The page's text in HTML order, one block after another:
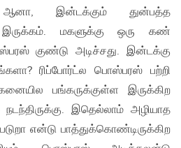
ஆனா, இன்டக்கும் துன்பத்த
இருக்கம். மகளுக்கு ஒரு கண்
குண்டு அடிச்சது. இன்டக்கு
ரிப்போர்ட்ல பொஸ்பரஸ் பற்றி
பங்கருக்குள்ள இருக்கிற
இதெல்லாம் அழியாத
என்டு பாத்துக்கொண்டிருக்கிற